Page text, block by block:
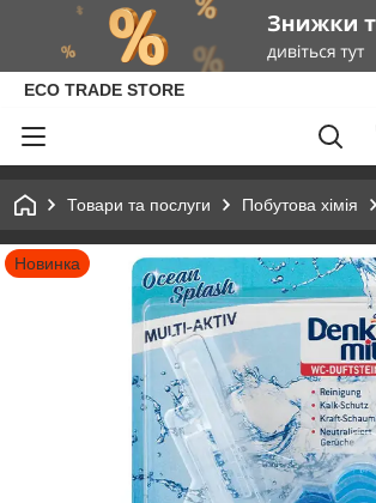
ECO TRADE STORE
Товари та послуги Побутова хімія
Новинка